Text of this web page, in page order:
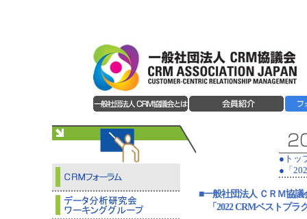
●トッ
●「
■一般社団法人 ＣＲＭ協議
「2022 CRMベストプラ